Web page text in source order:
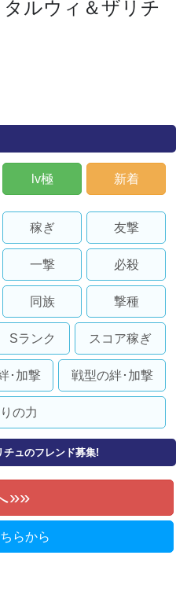
lv極 新着
稼ぎ 友撃
一撃 必殺
同族 撃種
Sランク スコア稼ぎ
･加撃 戦型の絆･加撃
の力
ュのフレンド募集!
»
らから